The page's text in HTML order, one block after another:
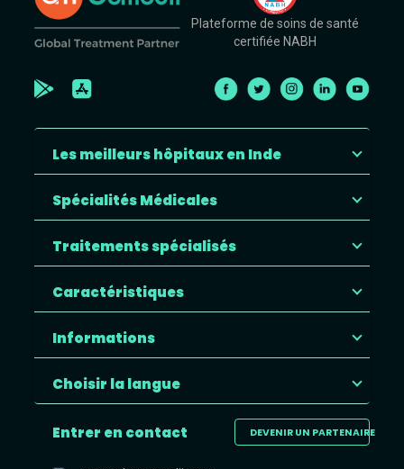
Plateforme de soins de santé
certifiée NABH
Les meilleurs hôpitaux en Inde
Spécialités Médicales
Traitements spécialisés
Caractéristiques
Informations
Choisir la langue
DEVENIR UN PARTENAIRE
Entrer en contact